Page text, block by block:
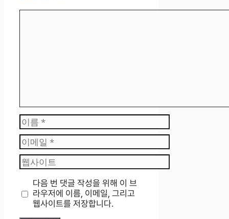
이
름
이
메
일
웹
사
트
다음 번 댓글 작성을 위해 이 브
라우저에 이름, 이메일, 그리고
웹사이트를 저장합니다.